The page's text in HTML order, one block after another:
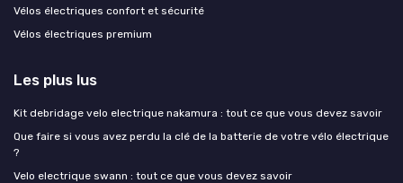
Vélos électriques confort et sécurité
Vélos électriques premium
Les plus lus
Kit debridage velo electrique nakamura : tout ce que vous devez savoir
Que faire si vous avez perdu la clé de la batterie de votre vélo électrique
?
Velo electrique swann : tout ce que vous devez savoir